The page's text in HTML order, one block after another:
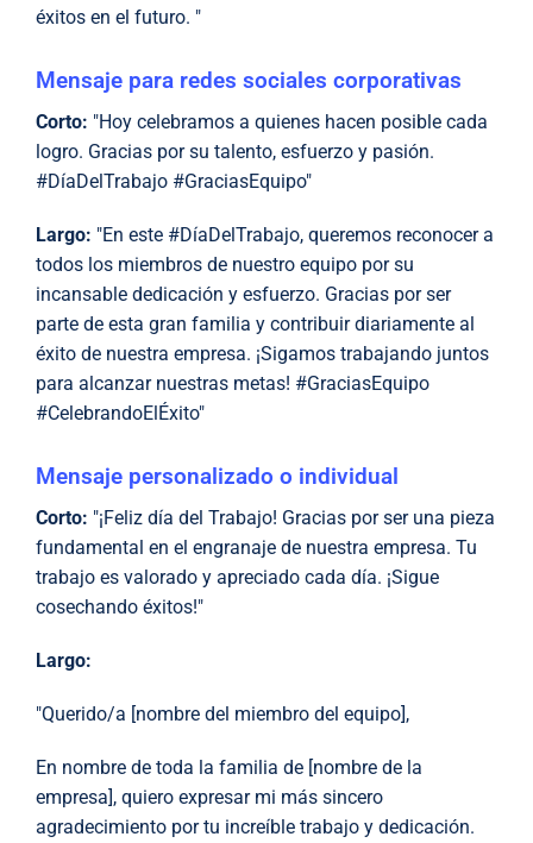
éxitos en el futuro. "
Mensaje para redes sociales corporativas
Corto: "Hoy celebramos a quienes hacen posible cada
logro. Gracias por su talento, esfuerzo y pasión.
#DíaDelTrabajo #GraciasEquipo"
Largo: "En este #DíaDelTrabajo, queremos reconocer a
todos los miembros de nuestro equipo por su
incansable dedicación y esfuerzo. Gracias por ser
parte de esta gran familia y contribuir diariamente al
éxito de nuestra empresa. ¡Sigamos trabajando juntos
para alcanzar nuestras metas! #GraciasEquipo
#CelebrandoElÉxito"
Mensaje personalizado o individual
Corto: "¡Feliz día del Trabajo! Gracias por ser una pieza
fundamental en el engranaje de nuestra empresa. Tu
trabajo es valorado y apreciado cada día. ¡Sigue
cosechando éxitos!"
Largo:
"Querido/a [nombre del miembro del equipo],
En nombre de toda la familia de [nombre de la
empresa], quiero expresar mi más sincero
agradecimiento por tu increíble trabajo y dedicación.